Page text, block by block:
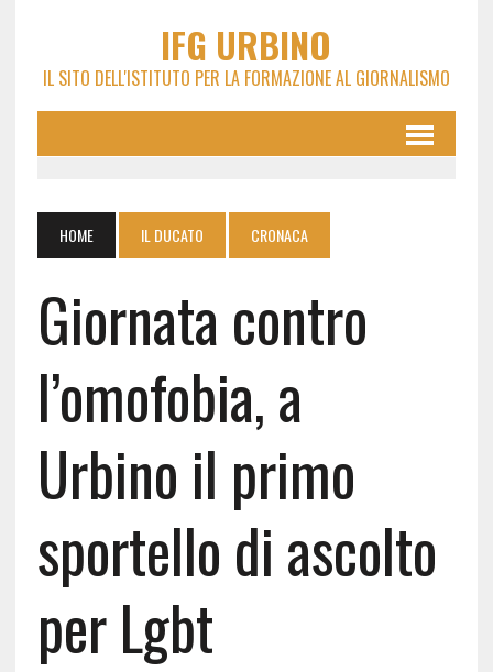
IFG URBINO
IL SITO DELL'ISTITUTO PER LA FORMAZIONE AL GIORNALISMO
HOME IL DUCATO CRONACA
Giornata contro
l’omofobia, a
Urbino il primo
sportello di ascolto
per Lgbt